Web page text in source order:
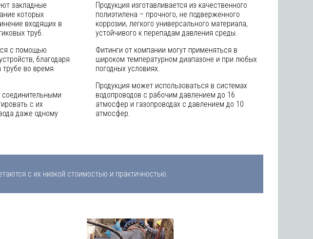
закладные
которых
входящих в
труб.
с помощью
благодаря
трубе во время
с их
даже одному
Продукция изготавливается из качественного
полиэтилена – прочного, не подверженного
коррозии, легкого универсального материала,
устойчивого к перепадам давления среды.
Фитинги от компании могут применяться в
широком температурном диапазоне и при любых
погодных условиях.
Продукция может использоваться в системах
водопроводов с рабочим давлением до 16
атмосфер и газопроводах с давлением до 10
атмосфер.
с их низкой стоимостью и практичностью.